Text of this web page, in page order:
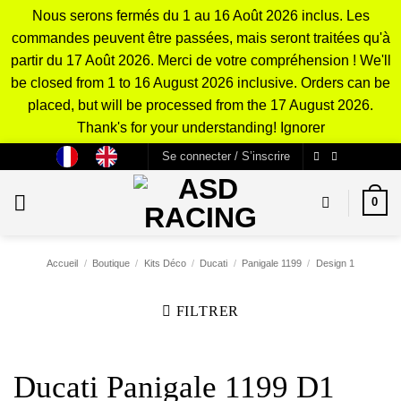
Nous serons fermés du 1 au 16 Août 2026 inclus. Les
commandes peuvent être passées, mais seront traitées qu'à
partir du 17 Août 2026. Merci de votre compréhension ! We'll
be closed from 1 to 16 August 2026 inclusive. Orders can be
placed, but will be processed from the 17 August 2026.
Thank's for your understanding! Ignorer
contenu
Se connecter / S’inscrire
0
Accueil / Boutique / Kits Déco / Ducati / Panigale 1199 / Design 1
FILTRER
Ducati Panigale 1199 D1